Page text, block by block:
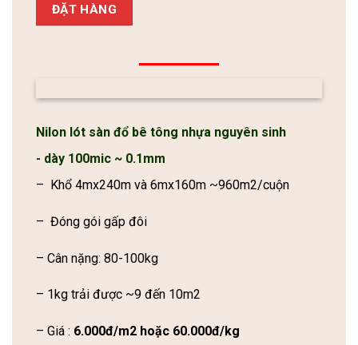
ĐẶT HÀNG
Nilon lót sàn đổ bê tông nhựa nguyên sinh
- dày 100mic ~ 0.1mm
– Khổ 4mx240m và 6mx160m ~960m2/cuộn
– Đóng gói gấp đôi
– Cân nặng: 80-100kg
– 1kg trải được ~9 đến 10m2
– Giá : 6.000đ/m2 hoặc 60.000đ/kg